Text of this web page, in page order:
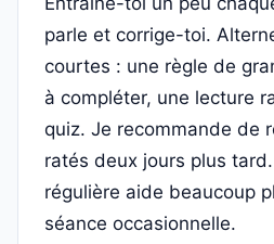
parle et corrige-toi.
courtes : une règle de
à compléter, une lecture
quiz. Je recommande de
ratés deux jours plus
régulière aide beaucoup
séance occasionnelle.